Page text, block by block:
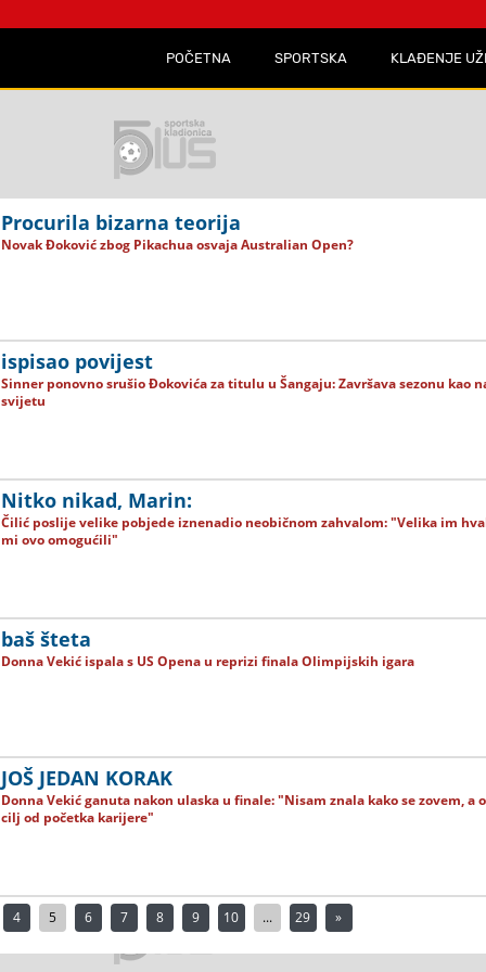
POČETNA SPORTSKA KLAĐENJE
Procurila bizarna teorija
Novak Đoković zbog Pikachua osvaja Australian Open?
ispisao povijest
Sinner ponovno srušio Đokovića za titulu u Šangaju: Završava sezonu kao
svijetu
Nitko nikad, Marin:
Čilić poslije velike pobjede iznenadio neobičnom zahvalom: "Velika im
mi ovo omogućili"
baš šteta
Donna Vekić ispala s US Opena u reprizi finala Olimpijskih igara
JOŠ JEDAN KORAK
Donna Vekić ganuta nakon ulaska u finale: "Nisam znala kako se zovem, a
cilj od početka karijere"
4 5 6 7 8 9 10 ... 29 »